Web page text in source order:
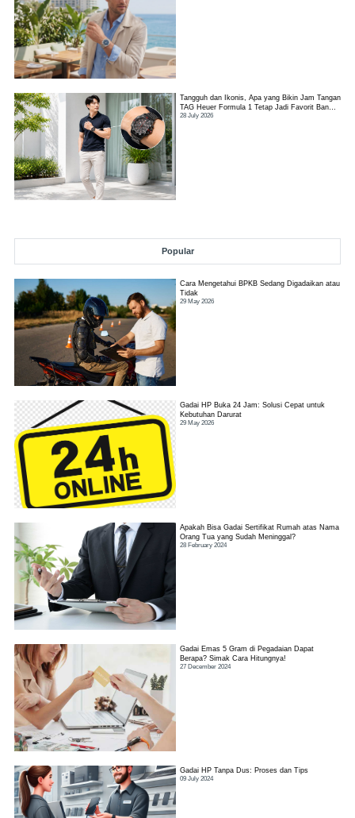
Tangguh dan Ikonis, Apa yang Bikin Jam Tangan
TAG Heuer Formula 1 Tetap Jadi Favorit Banyak
Orang?
28 July 2026
Popular
Cara Mengetahui BPKB Sedang Digadaikan atau
Tidak
29 May 2026
Gadai HP Buka 24 Jam: Solusi Cepat untuk
Kebutuhan Darurat
29 May 2026
Apakah Bisa Gadai Sertifikat Rumah atas Nama
Orang Tua yang Sudah Meninggal?
28 February 2024
Gadai Emas 5 Gram di Pegadaian Dapat
Berapa? Simak Cara Hitungnya!
27 December 2024
Gadai HP Tanpa Dus: Proses dan Tips
09 July 2024